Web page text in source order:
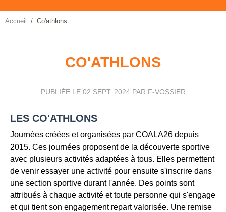
Accueil Co'athlons
CO'ATHLONS
PUBLIÉE LE 02 SEPT. 2024PAR F-VOSSIER
LES CO'ATHLONS
Journées créées et organisées par COALA26 depuis
2015. Ces journées proposent de la découverte sportive
avec plusieurs activités adaptées à tous. Elles permettent
de venir essayer une activité pour ensuite s'inscrire dans
une section sportive durant l'année. Des points sont
attribués à chaque activité et toute personne qui s'engage
et qui tient son engagement repart valorisée. Une remise